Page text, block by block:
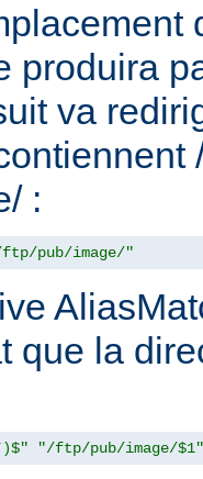
produira
va
:
pub/image/"
que la
"/ftp/pub/image/$1"